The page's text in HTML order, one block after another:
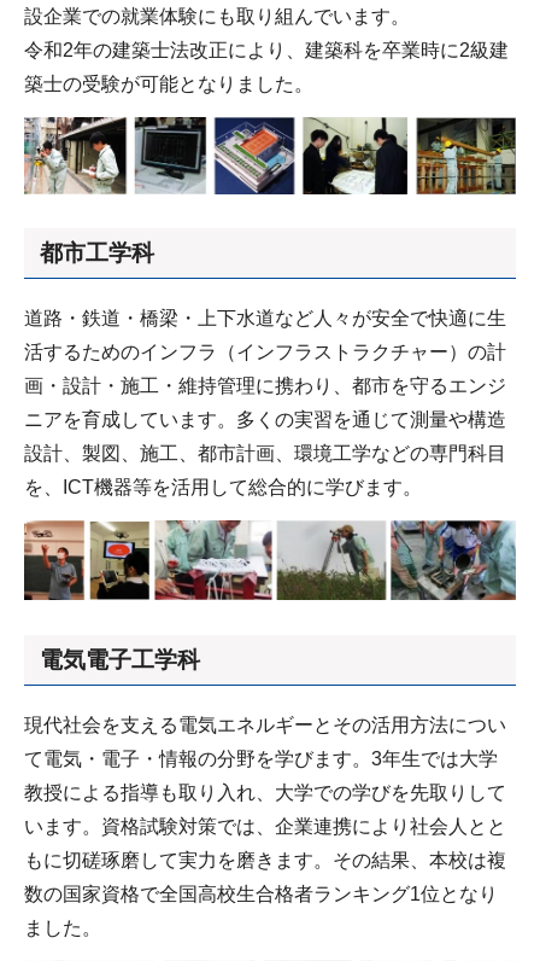
設企業での就業体験にも取り組んでいます。
令和2年の建築士法改正により、建築科を卒業時に2級建
築士の受験が可能となりました。
都市工学科
道路・鉄道・橋梁・上下水道など人々が安全で快適に生
活するためのインフラ（インフラストラクチャー）の計
画・設計・施工・維持管理に携わり、都市を守るエンジ
ニアを育成しています。多くの実習を通じて測量や構造
設計、製図、施工、都市計画、環境工学などの専門科目
を、ICT機器等を活用して総合的に学びます。
電気電子工学科
現代社会を支える電気エネルギーとその活用方法につい
て電気・電子・情報の分野を学びます。3年生では大学
教授による指導も取り入れ、大学での学びを先取りして
います。資格試験対策では、企業連携により社会人とと
もに切磋琢磨して実力を磨きます。その結果、本校は複
数の国家資格で全国高校生合格者ランキング1位となり
ました。